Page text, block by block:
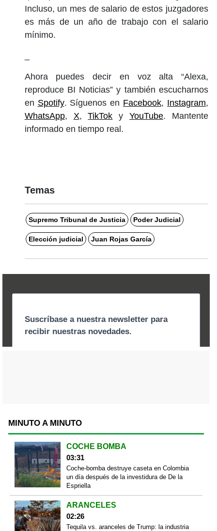
Incluso, un mes de salario de estos juzgadores
es más de un año de trabajo con el salario
mínimo.
Ahora puedes decir en voz alta “Alexa,
reproduce BI Noticias” y también escucharnos
en Spotify. Síguenos en Facebook, Instagram,
WhatsApp, X,TikTok yYouTube. Mantente
informado en tiempo real.
Temas
Supremo Tribunal de Justicia Poder Judicial
Elección judicial Juan Rojas García
MINUTO A MINUTO
COCHE BOMBA
03:31
Coche-bomba destruye caseta en Colombia
un día después de la investidura de De la
Espriella
ARANCELES
02:26
Tequila vs. aranceles de Trump: la industria